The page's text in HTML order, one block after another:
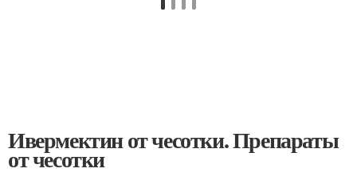
Ивермектин от чесотки. Препараты
от чесотки